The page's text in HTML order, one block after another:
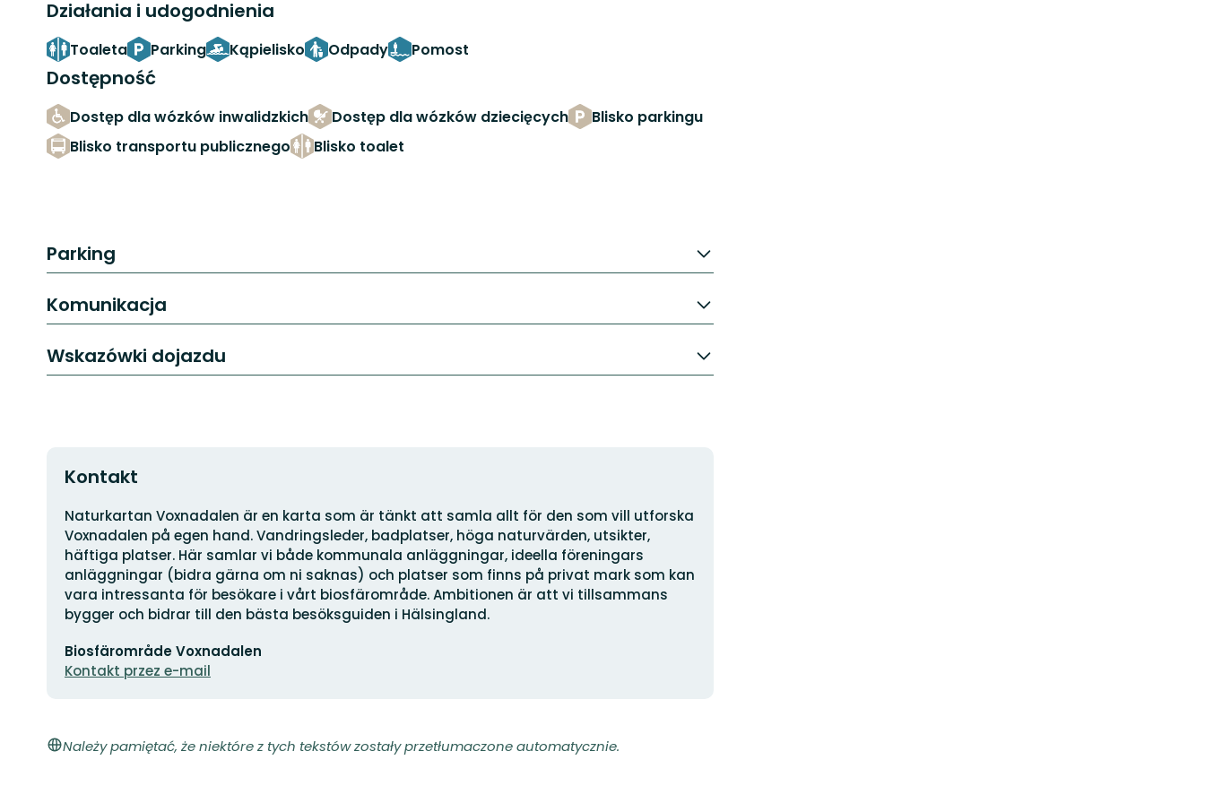
Działania i udogodnienia
Toaleta Parking Kąpielisko Odpady Pomost
Dostępność
Dostęp dla wózków inwalidzkich Dostęp dla wózków dziecięcych
Blisko parkingu
Blisko transportu publicznego
Blisko toalet
Parking
Komunikacja
Wskazówki dojazdu
Kontakt
Adres
Naturkartan Voxnadalen är en karta som är tänkt att samla allt för den som vill utforska
Voxnadalen på egen hand. Vandringsleder, badplatser, höga naturvärden, utsikter,
häftiga platser. Här samlar vi både kommunala anläggningar, ideella föreningars
anläggningar (bidra gärna om ni saknas) och platser som finns på privat mark som kan
vara intressanta för besökare i vårt biosfärområde. Ambitionen är att vi tillsammans
bygger och bidrar till den bästa besöksguiden i Hälsingland.
e-
mail
Biosfärområde Voxnadalen
Kontakt przez e-mail
Należy pamiętać, że niektóre z tych tekstów zostały przetłumaczone automatycznie.